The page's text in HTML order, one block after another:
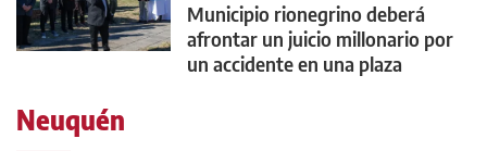
Municipio rionegrino deberá
afrontar un juicio millonario por
un accidente en una plaza
Neuquén